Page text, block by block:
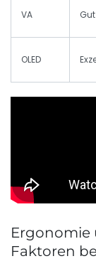
VA Gut
OLED
Ergonomie
Faktoren